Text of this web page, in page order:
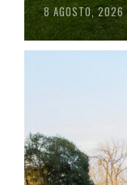
8 AGOSTO, 2026